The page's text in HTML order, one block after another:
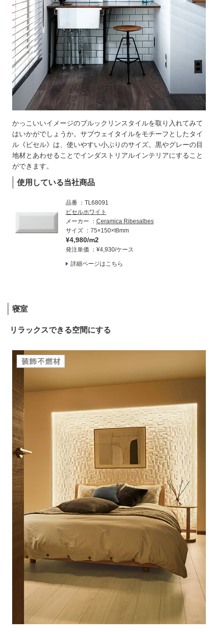
かっこいいイメージのブルックリンスタイルを取り入れてみて
はいかがでしょうか。サブウェイタイルをモチーフとしたタイ
ル《ビセル》は、使いやすい小ぶりのサイズ。黒やグレーの目
地材とあわせることでインダストリアルインテリアにすること
ができます。
使用している当社商品
品番
TL68091
ビセルホワイト
メーカー
Ceramica Ribesalbes
サイズ
75×150×t8mm
¥4,980/m2
発注単価 ¥4,930/ケース
詳細ページはこちら
寝室
リラックスできる空間にする